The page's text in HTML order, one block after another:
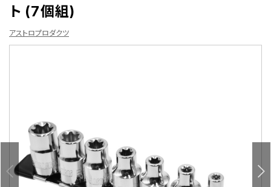
ト (7個組)
アストロプロダクツ